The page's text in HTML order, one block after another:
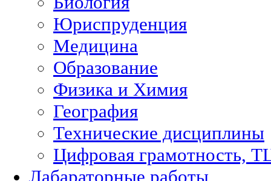
Юриспруденция
Медицина
Образование
Физика и Химия
География
Технические дисциплины
Цифровая грамотность,
Лабараторные работы